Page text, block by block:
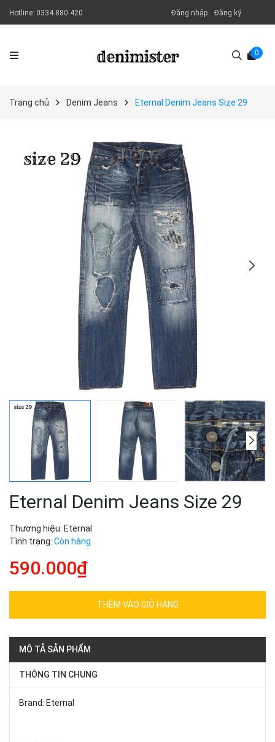
Hotline: 0334.880.420 Đăng nhập Đăng ký
0
Trang chủ Denim Jeans Eternal Denim Jeans Size 29
Eternal Denim Jeans Size 29
Thương hiệu: Eternal
Tình trạng: Còn hàng
590.000₫
THÊM VÀO GIỎ HÀNG
MÔ TẢ SẢN PHẨM
THÔNG TIN CHUNG
Brand: Eternal